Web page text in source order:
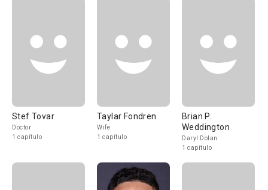
Stef Tovar
Doctor
1 capítulo
Taylar Fondren
Wife
1 capítulo
Brian P.
Weddington
Daryl Dolan
1 capítulo